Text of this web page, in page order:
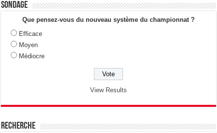
Sondage
Que pensez-vous du nouveau système du championnat ?
Efficace
Moyen
Médiocre
View Results
Recherche